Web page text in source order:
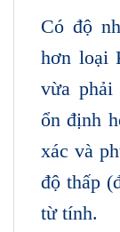
Có độ
hơn loại
vừa phải
ổn định
xác và
độ thấp
từ tính.